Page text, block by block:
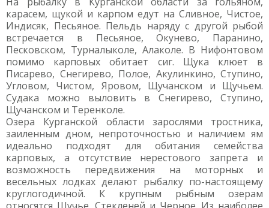
карасем, щукой и карпом едут на Сливное, Чистое,
Индисяк, Песьяное. Пельдь наряду с другой рыбой
встречается в Песьяное, Окунево, Паранино,
Песковском, Турналыколе, Алаколе. В Нифонтовом
помимо карповых обитает сиг. Щука клюет в
Писарево, Снегирево, Полое, Акулинкино, Ступино,
Угловом, Чистом, Яровом, Щучанском и Щучьем.
Судака можно выловить в Снегирево, Ступино,
Щучанском и Теренколе.
Озера Курганской области зарослями тростника,
заиленным дном, непроточностью и наличием ям
идеально подходят для обитания семейства
карповых, а отсутствие нерестового запрета и
возможность передвижения на моторных и
весельных лодках делают рыбалку по-настоящему
круглогодичной. К крупным рыбным озерам